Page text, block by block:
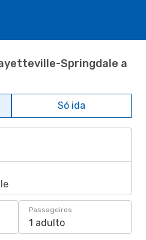
Springdale a
Só ida
Passageiros
1 adulto